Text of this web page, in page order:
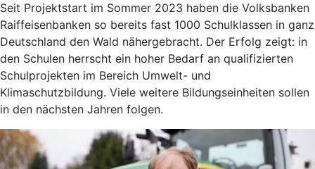
Seit Projektstart im Sommer 2023 haben die Volksbanken
Raiffeisenbanken so bereits fast 1000 Schulklassen in ganz
Deutschland den Wald nähergebracht. Der Erfolg zeigt: in
den Schulen herrscht ein hoher Bedarf an qualifizierten
Schulprojekten im Bereich Umwelt- und
Klimaschutzbildung. Viele weitere Bildungseinheiten sollen
in den nächsten Jahren folgen.